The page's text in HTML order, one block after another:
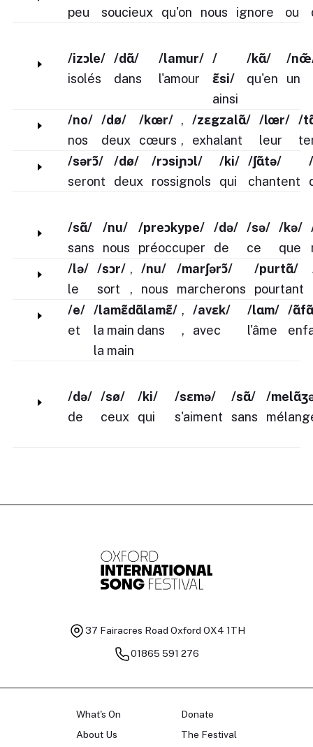
peu
soucieux
qu'on
nous
ignore
ou
/izɔle/
isolés
/dɑ̃/
dans
/lamur/
l'amour
/
ɛ̃si/
ainsi
/kɑ̃/
qu'en
/
un
/no/
nos
/dø/
deux
/kœr/
cœurs
,
,
/zɛgzalɑ̃/
exhalant
/lœr/
leur
/
/sərɔ̃/
seront
/dø/
deux
/rɔsiɲɔl/
rossignols
/ki/
qui
/ʃɑ̃tə/
chantent
/sɑ̃/
sans
/nu/
nous
/preɔkype/
préoccuper
/də/
de
/sə/
ce
/kə/
que
/lə/
le
/sɔr/
sort
,
,
/nu/
nous
/marʃərɔ̃/
marcherons
/purtɑ̃/
pourtant
/e/
et
/lamɛ̃dɑ̃lamɛ̃/
la main dans
la main
,
,
/avɛk/
avec
/lɑm/
l'âme
/
/də/
de
/sø/
ceux
/ki/
qui
/sɛmə/
s'aiment
/sɑ̃/
sans
/
37 Fairacres Road Oxford OX4 1TH
01865 591 276
What's On
About Us
Donate
The Festival